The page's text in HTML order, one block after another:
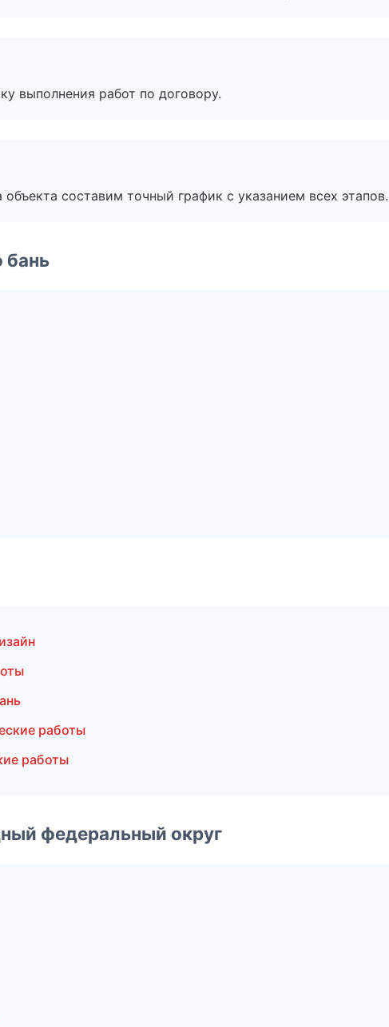
выполнения работ по договору.
составим точный график с указанием всех этапов.
бань
работы
работы
федеральный округ